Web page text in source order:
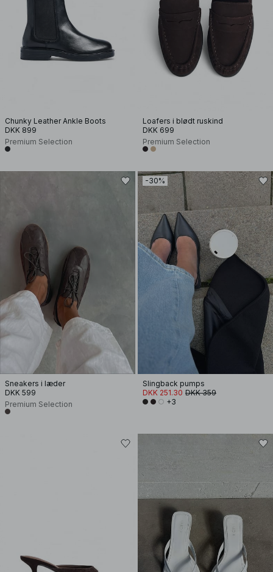
Chunky Leather Ankle Boots
DKK 899
Premium Selection
Loafers i blødt ruskind
DKK 699
Premium Selection
Sneakers i læder
DKK 599
Premium Selection
-30%
Slingback pumps
DKK 251.30 DKK 359
+3